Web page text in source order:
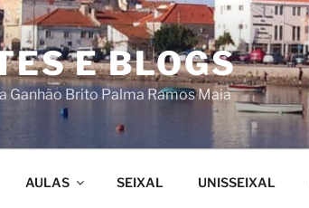
E BLOGS
Ganhão Brito Palma Ramos Maia
AULAS SEIXAL UNISSEIXAL